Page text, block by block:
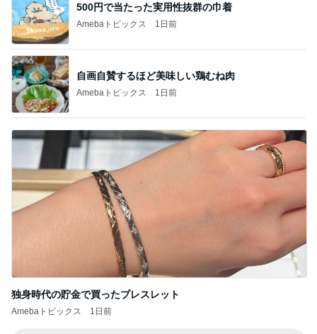
500円で当たった実用性抜群の巾着
Amebaトピックス 1日前
自画自賛するほど美味しい鶏むね肉
Amebaトピックス 1日前
独身時代の貯金で買ったブレスレット
Amebaトピックス 1日前